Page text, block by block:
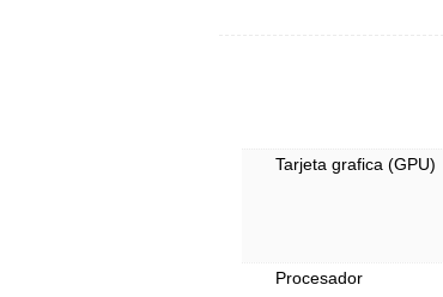
Tarjeta grafica (GPU)
Procesador